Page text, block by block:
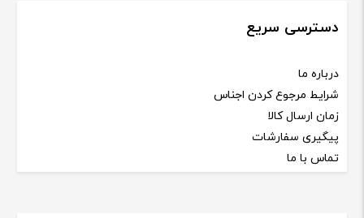
دسترسی سریع
درباره ما
شرایط مرجوع کردن اجناس
زمان ارسال کالا
پیگیری سفارشات
تماس با ما